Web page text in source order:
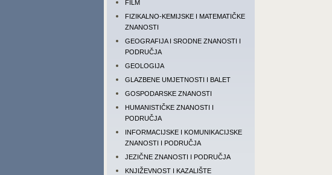
FILM
FIZIKALNO-KEMIJSKE I MATEMATIČKE
ZNANOSTI
GEOGRAFIJA I SRODNE ZNANOSTI I
PODRUČJA
GEOLOGIJA
GLAZBENE UMJETNOSTI I BALET
GOSPODARSKE ZNANOSTI
HUMANISTIČKE ZNANOSTI I
PODRUČJA
INFORMACIJSKE I KOMUNIKACIJSKE
ZNANOSTI I PODRUČJA
JEZIČNE ZNANOSTI I PODRUČJA
KNJIŽEVNOST I KAZALIŠTE